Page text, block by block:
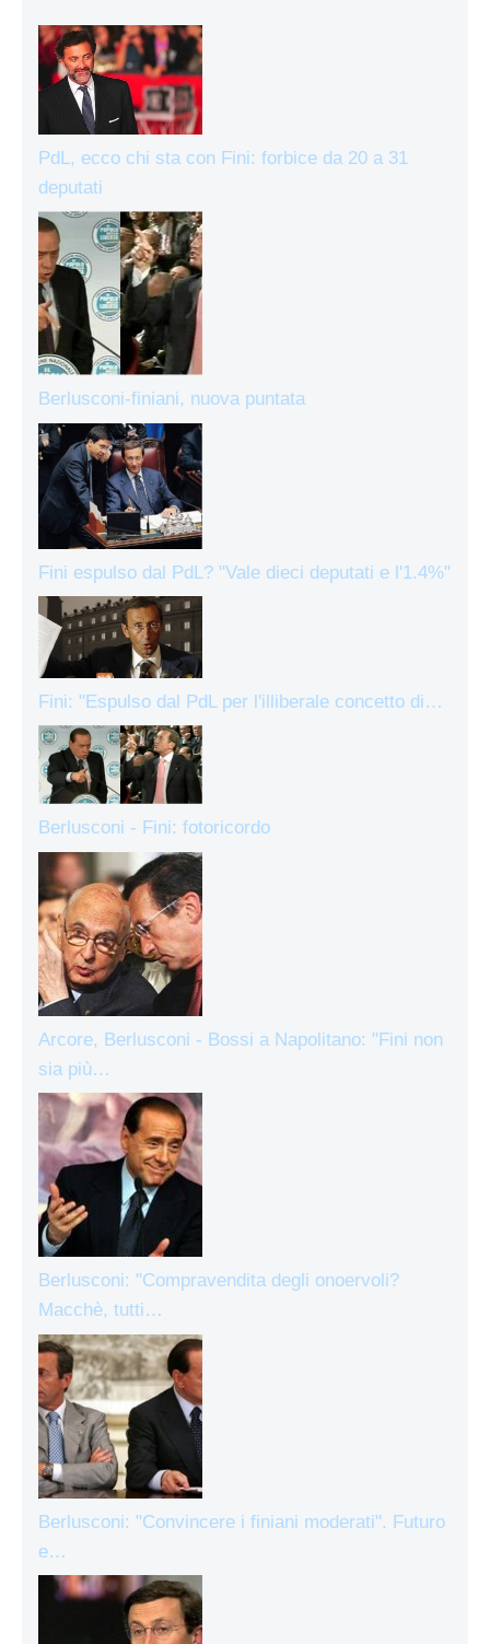
PdL, ecco chi sta con Fini: forbice da 20 a 31
deputati
Berlusconi-finiani, nuova puntata
Fini espulso dal PdL? "Vale dieci deputati e l'1.4%"
Fini: "Espulso dal PdL per l'illiberale concetto di…
Berlusconi - Fini: fotoricordo
Arcore, Berlusconi - Bossi a Napolitano: "Fini non
sia più…
Berlusconi: "Compravendita degli onoervoli?
Macchè, tutti…
Berlusconi: "Convincere i finiani moderati". Futuro
e…